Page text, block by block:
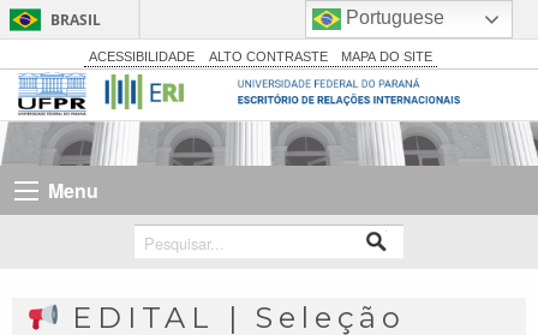
BRASIL
Simplifique!
Comunica BR
Participe
Legislação
Canais
ACESSIBILIDADE ALTO CONTRASTE MAPA DO SITE
Menu
EDITAL | Seleção
Portuguese